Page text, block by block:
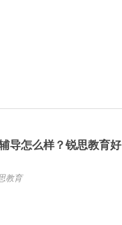
导怎么样？锐思教育好
教育